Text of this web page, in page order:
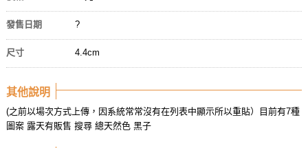
發售日期 ?
尺寸 4.4cm
其他說明
(之前以場次方式上傳，因系統常常沒有在列表中顯示所以重貼）目前有7種
圖案 露天有販售 搜尋 總天然色 黑子